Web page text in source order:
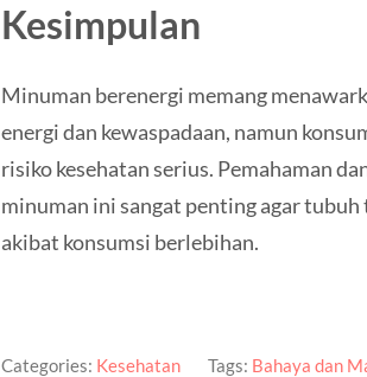
Kesimpulan
Minuman berenergi memang
energi dan kewaspadaan, namun
risiko kesehatan serius. Pemahaman
minuman ini sangat penting agar
akibat konsumsi berlebihan.
Categories: Kesehatan Tags: Bahaya dan